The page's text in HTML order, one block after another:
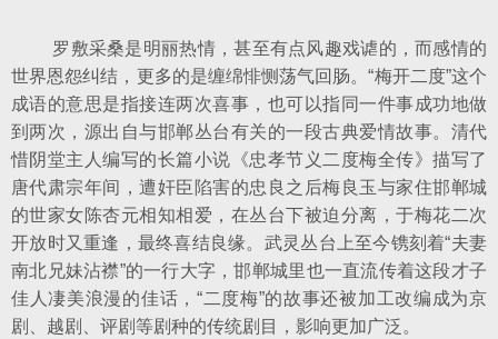
罗敷采桑是明丽热情，甚至有点风趣戏谑的，而感情的
世界恩怨纠结，更多的是缠绵悱恻荡气回肠。“梅开二度”这个
成语的意思是指接连两次喜事，也可以指同一件事成功地做
到两次，源出自与邯郸丛台有关的一段古典爱情故事。清代
惜阴堂主人编写的长篇小说《忠孝节义二度梅全传》描写了
唐代肃宗年间，遭奸臣陷害的忠良之后梅良玉与家住邯郸城
的世家女陈杏元相知相爱，在丛台下被迫分离，于梅花二次
开放时又重逢，最终喜结良缘。武灵丛台上至今镌刻着“夫妻
南北兄妹沾襟”的一行大字，邯郸城里也一直流传着这段才子
佳人凄美浪漫的佳话，“二度梅”的故事还被加工改编成为京
剧、越剧、评剧等剧种的传统剧目，影响更加广泛。